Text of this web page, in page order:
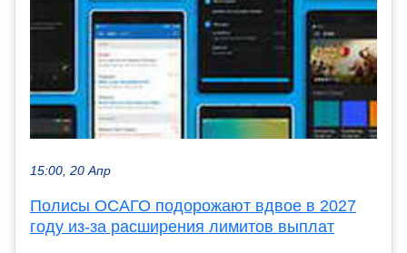
15:00, 20 Апр
Полисы ОСАГО подорожают вдвое в 2027
году из-за расширения лимитов выплат